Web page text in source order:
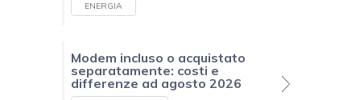
ENERGIA
Modem incluso o acquistato
separatamente: costi e
differenze ad agosto 2026